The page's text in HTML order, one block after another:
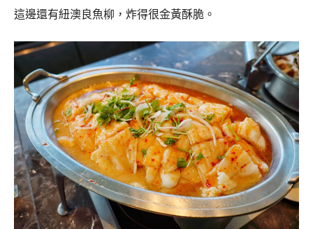
這邊還有紐澳良魚柳，炸得很金黃酥脆。